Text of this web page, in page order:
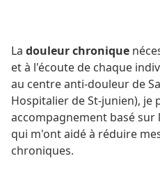
La douleur chronique
et à l'écoute de chaque
au centre anti-douleur de
Hospitalier de St-junien), je
accompagnement basé
qui m'ont aidé à réduire
chroniques.